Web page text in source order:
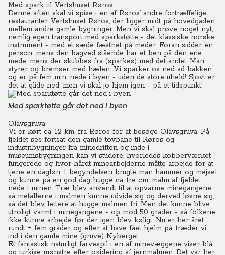
Med spark til Vertshuset Røros
Denne aften skal vi spise i en af Røros’ andre fortræffelige
restauranter Vertshuset Røros, der ligger midt på hovedgaden
mellem andre gamle bygninger. Men vi skal prøve noget nyt,
nemlig egen transport med sparkstøtte - det klassiske norske
instrument - med et sæde fæstnet på meder. Foran sidder en
person, mens den bagved stående har et ben på den ene
mede, mens der skubbes fra (sparkes) med det andet. Man
styrer og bremser med hælen. Vi sparker os ned ad bakken
og er på fem min. nede i byen - uden de store uheld! Sjovt er
det at glide ned, men vi skal jo hjem igen - på et tidspunkt!
Med sparktøtte går det ned i byen
Olavsgruva
Vi er kørt ca. 12 km. fra Røros for at besøge Olavsgruva. På
fjeldet ses fortsat den gamle tovbane til Røros og
industribygninger fra minedriften og inde i
museumsbygningen kan vi studere, hvorledes kobberværket
fungerede og hvor hårdt minearbejderne måtte arbejde for at
tjene en dagløn. I begyndelsen brugte man hammer og mejsel
og kunne på en god dag hugge ca. tre cm. malm af fjeldet
nede i minen. Træ blev anvendt til at opvarme minegangene,
så metallerne i malmen kunne udvide sig og derved løsne sig,
så det blev lettere at hugge malmen fri. Men det kunne blive
utroligt varmt i minegangene - op mod 50 grader - så folkene
ikke kunne arbejde før der igen blev køligt. Nu er her året
rundt + fem grader og efter at have fået hjelm på, træder vi
ind i den gamle mine (gruve) Nyberget.
Et fantastisk naturligt farvespil i en af minevæggene viser blå
og turkise mønstre efter oxidering af jernmalmen. Det var her